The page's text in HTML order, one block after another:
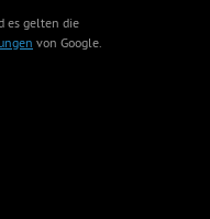
es gelten die
von Google.